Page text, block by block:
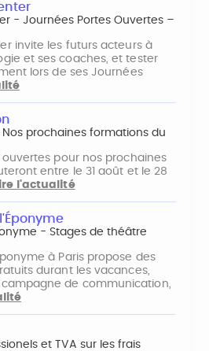
- Journées Portes Ouvertes –
invite les futurs acteurs à
et ses coaches, et tester
lors de ses Journées
prochaines formations du
ouvertes pour nos prochaines
entre le 31 août et le 28
l'actualité
- Stages de théâtre
à Paris propose des
durant les vacances,
de communication,
et TVA sur les frais